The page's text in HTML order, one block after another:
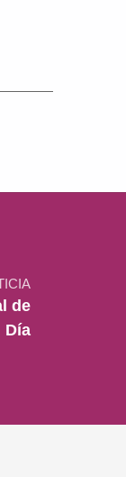
de
Día